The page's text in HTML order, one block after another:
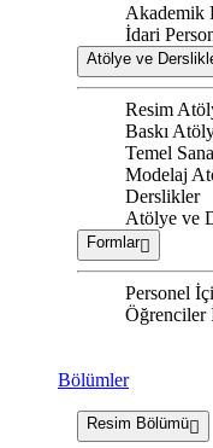
Akademik
İdari
Atölye ve
Resim
Baskı
Temel
Modelaj
Derslikler
Atölye ve
Formlar
Personel
Öğrenciler
Bölümler
Resim Bölümü